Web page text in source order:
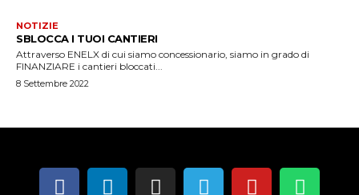
NOTIZIE
SBLOCCA I TUOI CANTIERI
Attraverso ENELX di cui siamo concessionario, siamo in grado di
FINANZIARE i cantieri bloccati...
8 Settembre 2022